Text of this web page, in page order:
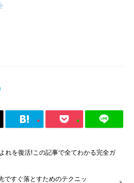
れを復活!この記事で全てわかる完全ガ
ですぐ落とすためのテクニッ